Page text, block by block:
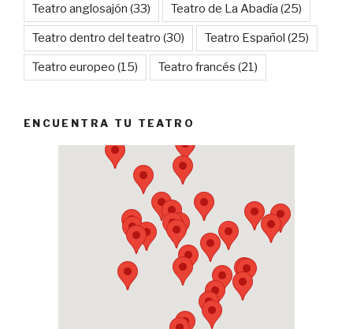
Teatro anglosajón (33) Teatro de La Abadía (25)
Teatro dentro del teatro (30) Teatro Español (25)
Teatro europeo (15) Teatro francés (21)
ENCUENTRA TU TEATRO